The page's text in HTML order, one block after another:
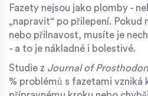
Fazety nejsou jako plomby -
„napravit“ po přilepení. Pokud
nebo přilnavost, musíte je
- a to je nákladné i bolestivé.
Studie z Journal of
% problémů s fazetami vzniká